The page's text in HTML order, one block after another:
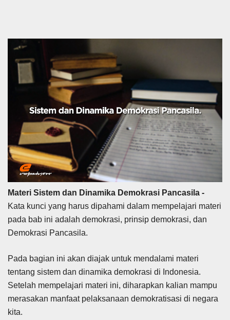
Materi Sistem dan Dinamika Demokrasi Pancasila -
Kata kunci yang harus dipahami dalam mempelajari materi
pada bab ini adalah demokrasi, prinsip demokrasi, dan
Demokrasi Pancasila.
Pada bagian ini akan diajak untuk mendalami materi
tentang sistem dan dinamika demokrasi di Indonesia.
Setelah mempelajari materi ini, diharapkan kalian mampu
merasakan manfaat pelaksanaan demokratisasi di negara
kita.